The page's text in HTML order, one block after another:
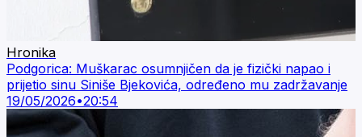
Hronika
Podgorica: Muškarac osumnjičen da je fizički napao i
prijetio sinu Siniše Bjekovića, određeno mu zadržavanje
19/05/2026•20:54